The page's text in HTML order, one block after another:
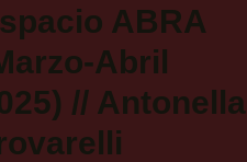
ABRA
Abril
// Antonella